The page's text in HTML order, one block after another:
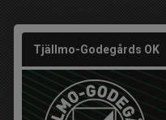
Tjällmo-Godegårds OK